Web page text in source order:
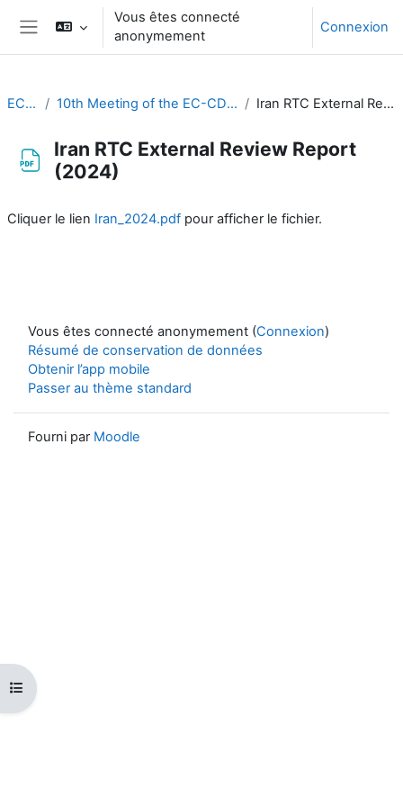
Passer au contenu principal
Panneau latéral
Vous êtes connecté
anonymement
Connexion
Ouvrir l’index du cours
EC-CDP 10th Meeting of the EC-CDP (3 & 4 February 2025) Iran RTC External Review Report (2024)
Iran RTC External Review Report
(2024)
Cliquer le lien Iran_2024.pdf pour afficher le fichier.
Vous êtes connecté anonymement (Connexion)
Résumé de conservation de données
Obtenir l’app mobile
Passer au thème standard
Fourni par Moodle